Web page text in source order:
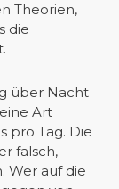
Theorien,
die
über Nacht
Art
pro Tag. Die
falsch,
Wer auf die